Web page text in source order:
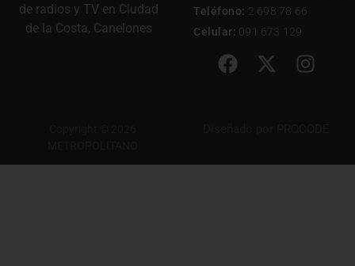
de radios y TV en Ciudad
de la Costa, Canelones
Teléfono: 2 698 78 66
Celular: 091 673 129